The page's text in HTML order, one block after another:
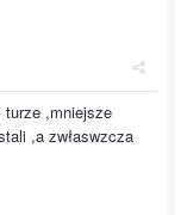
turze ,mniejsze
,a zwłaswzcza